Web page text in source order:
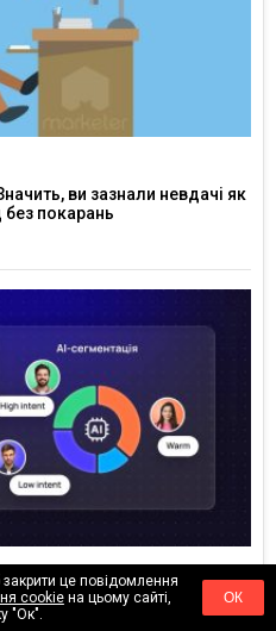
ви зазнали невдачі як
без покарань
2026 році: як AI, CDP і
це повідомлення
cookieна цьому сайті,
"Ок".
ОК